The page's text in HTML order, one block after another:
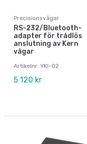
Precisionsvågar
RS-232/Bluetooth-
adapter för trådlös
anslutning av Kern
vågar
Artikelnr: YKI-02
5 120 kr